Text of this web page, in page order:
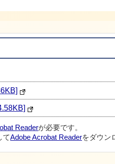
Readerが必要です。
てAdobe Acrobat Readerをダウン